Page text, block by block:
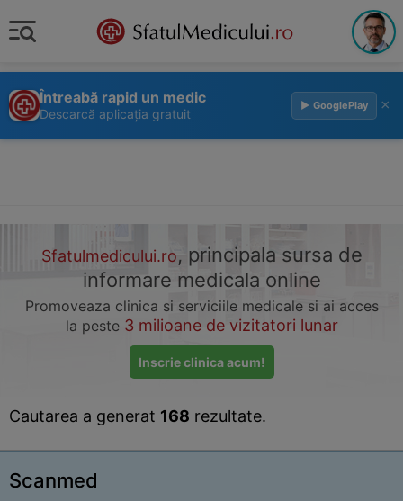
Întreabă rapid un medic
Descarcă aplicația gratuit
▶ GooglePlay ×
Sfatulmedicului.ro, principala sursa de
informare medicala online
Promoveaza clinica si serviciile medicale si ai acces
la peste 3 milioane de vizitatori lunar
Inscrie clinica acum!
Cautarea a generat 168 rezultate.
Scanmed